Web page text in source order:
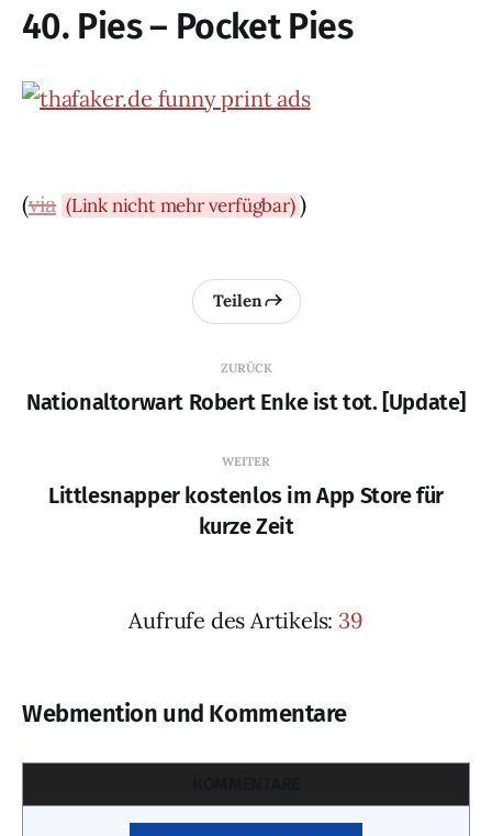
40. Pies – Pocket Pies
(via (Link nicht mehr verfügbar))
ZURÜCK
Nationaltorwart Robert Enke ist tot. [Update]
Teilen
WEITER
Littlesnapper kostenlos im App Store für
kurze Zeit
Aufrufe des Artikels: 39
Webmention und Kommentare